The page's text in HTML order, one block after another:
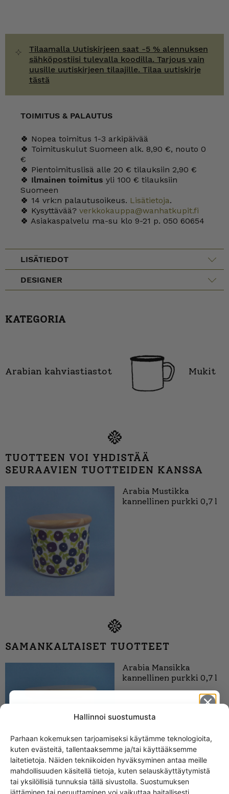
Hallinnoi suostumusta
Parhaan kokemuksen tarjoamiseksi käytämme teknologioita,
kuten evästeitä, tallentaaksemme ja/tai käyttääksemme
laitetietoja. Näiden tekniikoiden hyväksyminen antaa meille
mahdollisuuden käsitellä tietoja, kuten selauskäyttäytymistä
tai yksilöllisiä tunnuksia tällä sivustolla. Suostumuksen
jättäminen tai peruuttaminen voi vaikuttaa haitallisesti
Tilaamalla Uutiskirjeen saat -5 % alennuksen
sähköpostiisi tulevalla koodilla. Tarjous vain
uusille uutiskirjeen tilaajille. Tilaa uutiskirje
tästä
TOIMITUS & PALAUTUS
🍀 Nopea toimitus 1-3 arkipäivää
🍀 Toimituskulut Suomeen alk. 8,90 €, nouto 0
€
🍀 Pientoimituslisä alle 20 € tilauksiin 2,90 €
🍀 Ilmainen toimitus yli 100 € tilauksiin
Suomeen
🍀 14 vrk:n palautusoikeus. Lisätietoja.
🍀 Kysyttävää? verkkokauppa@wanhatkupit.fi
🍀 Asiakaspalvelu ma-su klo 9-21 p. 050 60654
LISÄTIEDOT
DESIGNER
KATEGORIA
Arabian kahviastiastot Mukit
TUOTTEEN VOI YHDISTÄÄ
SEURAAVIEN TUOTTEIDEN KANSSA
Arabia Mustikka
kannellinen purkki 0,7 l
SAMANKALTAISET TUOTTEET
Arabia Mansikka
kannellinen purkki 0,7 l
Get -5%
off?